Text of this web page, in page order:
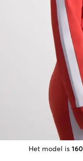
Het model is 160